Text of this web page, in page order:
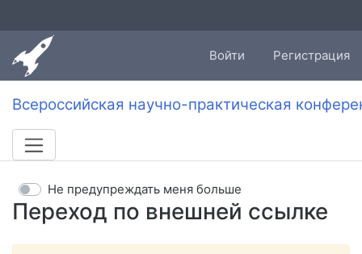
Войти Регистрация
Всероссийская научно-практическая
Переход по внешней ссылке
Не предупреждать меня больше